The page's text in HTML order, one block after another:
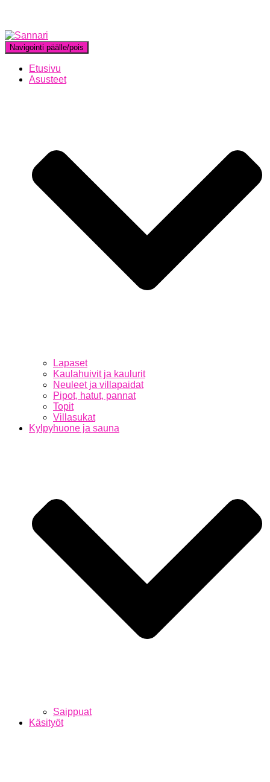
Navigointi päälle/pois
Etusivu
Asusteet
Lapaset
Kaulahuivit ja kaulurit
Neuleet ja villapaidat
Pipot, hatut, pannat
Topit
Villasukat
Kylpyhuone ja sauna
Saippuat
Käsityöt